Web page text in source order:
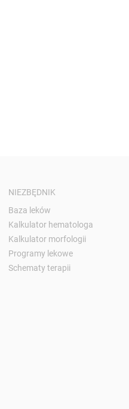
NIEZBĘDNIK
Baza leków
Kalkulator hematologa
Kalkulator morfologii
Programy lekowe
Schematy terapii